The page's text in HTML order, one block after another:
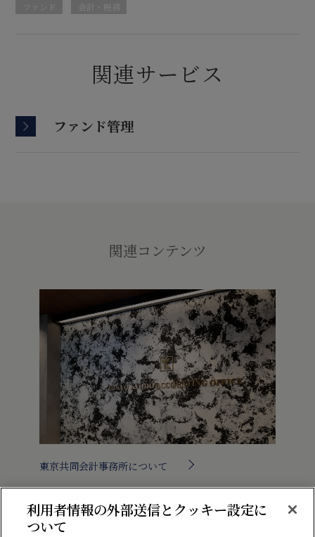
ファンド 会計・税務
関連サービス
ファンド管理
関連コンテンツ
東京共同会計事務所について
利用者情報の外部送信とクッキー設定に
ついて